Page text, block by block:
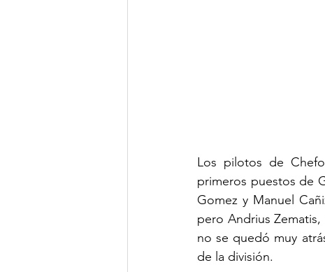
Los pilotos de
primeros puestos de
Gomez y Manuel
pero Andrius
no se quedó muy
de la división.